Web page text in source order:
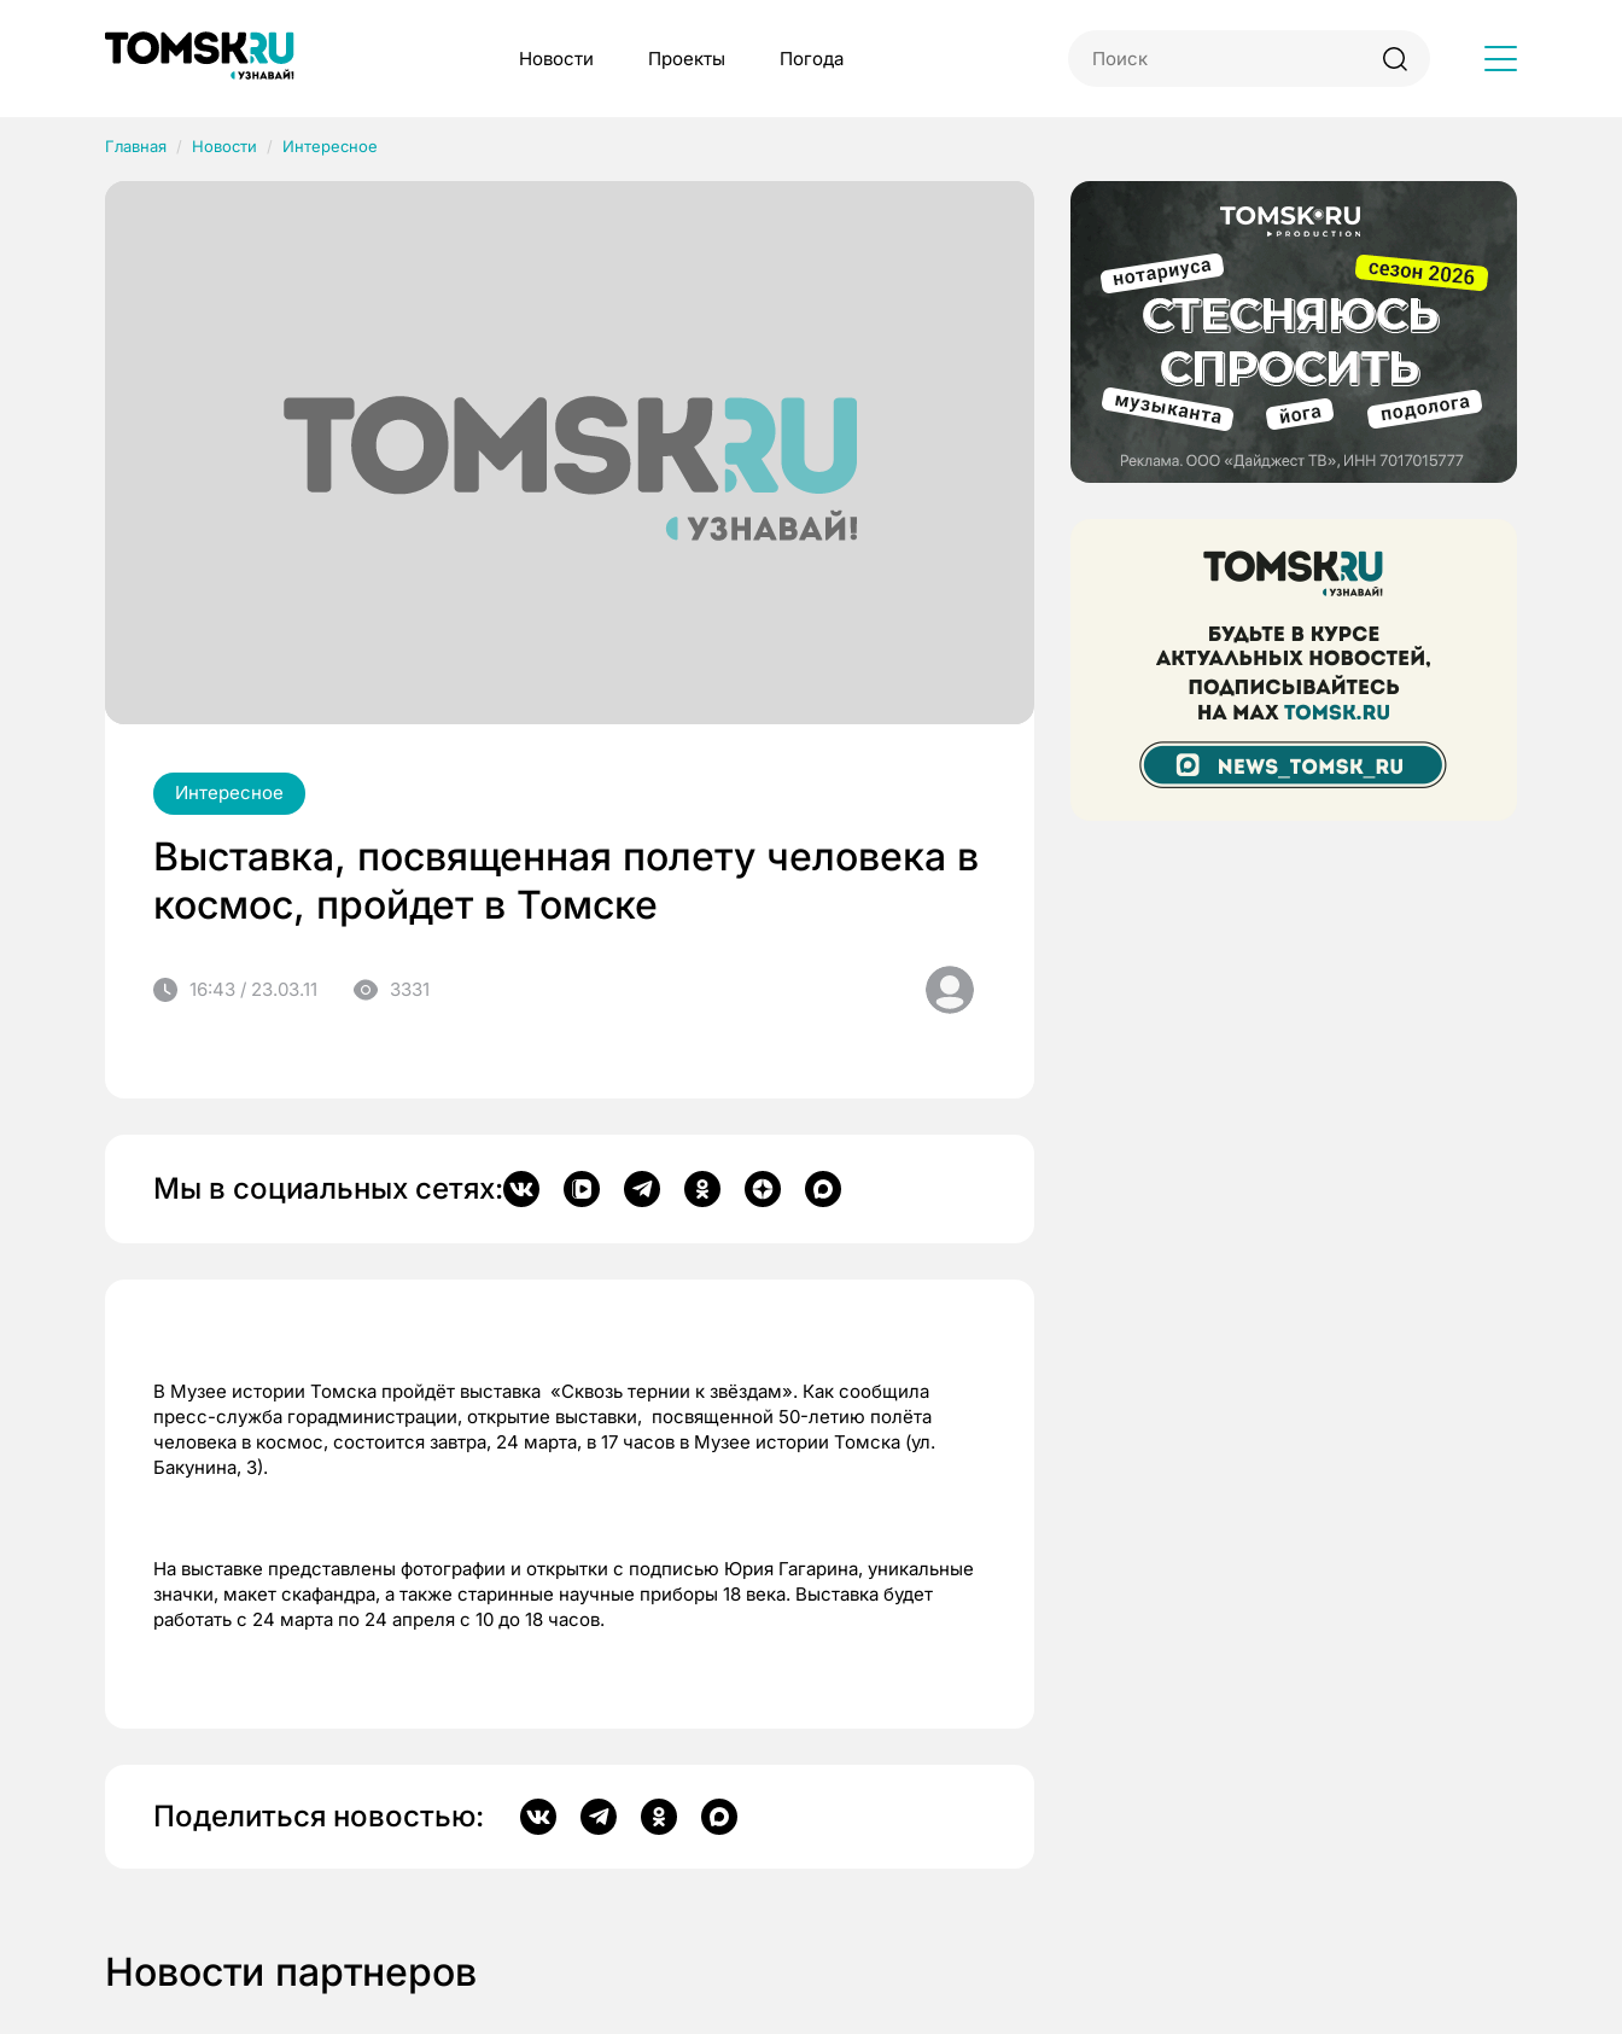
Новости Проекты Погода
Главная Новости Интересное
Интересное
Выставка, посвященная полету человека в
космос, пройдет в Томске
16:43 / 23.03.11 3331
Мы в социальных сетях:
В Музее истории Томска пройдёт выставка «Сквозь тернии к звёздам». Как сообщила
пресс-служба горадминистрации, открытие выставки, посвященной 50-летию полёта
человека в космос, состоится завтра, 24 марта, в 17 часов в Музее истории Томска (ул.
Бакунина, 3).
На выставке представлены фотографии и открытки с подписью Юрия Гагарина, уникальные
значки, макет скафандра, а также старинные научные приборы 18 века. Выставка будет
работать с 24 марта по 24 апреля с 10 до 18 часов.
Поделиться новостью:
Новости партнеров
Рубрики